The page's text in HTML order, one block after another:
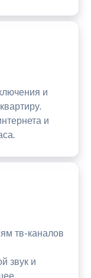
и
и
тв-каналов
звук и